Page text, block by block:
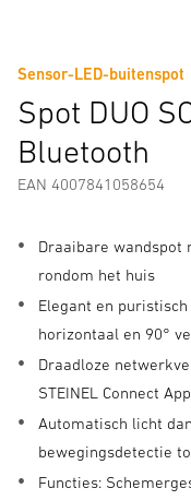
Sensor-LED-buitenspot
Spot DUO
Bluetooth
EAN 4007841058654
Draaibare
rondom het huis
Elegant en
horizontaal en 90°
Draadloze
STEINEL Connect App
Automatisch licht
bewegingsdetectie
Functies: